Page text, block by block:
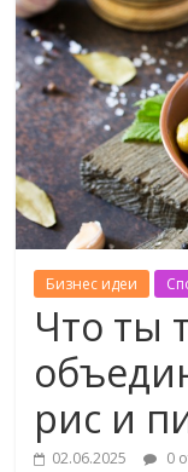
Бизнес идеи
Что ты
рис и
02.06.2025 0